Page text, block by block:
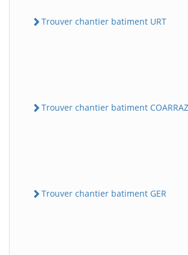
Trouver chantier batiment URT
Trouver chantier batiment
Trouver chantier batiment GER